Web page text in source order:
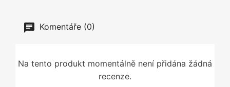
Komentáře (0)
Na tento produkt momentálně není přidána žádná
recenze.